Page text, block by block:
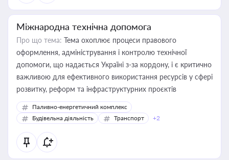
Міжнародна технічна допомога
Про що тема: Тема охоплює процеси правового
оформлення, адміністрування і контролю технічної
допомоги, що надається Україні з-за кордону, і є критично
важливою для ефективного використання ресурсів у сфері
розвитку, реформ та інфраструктурних проєктів
Паливно-енергетичний комплекс
Будівельна діяльність
Транспорт +2